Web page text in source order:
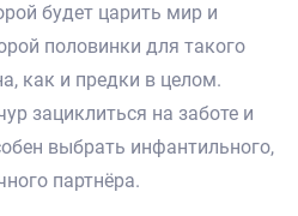
будет царить мир и
половинки для такого
как и предки в целом.
зациклиться на заботе и
выбрать инфантильного,
партнёра.